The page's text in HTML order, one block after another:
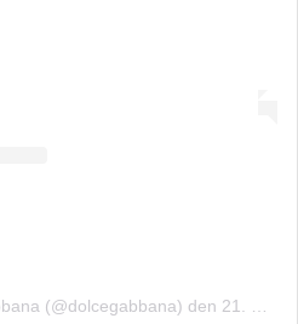
(@dolcegabbana) den 21. Nov, 2018 kl. 6.27 PST